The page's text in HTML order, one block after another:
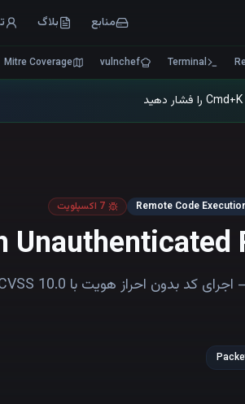
منابع بلاگ
Terminal
vulnchef
Mitre Coverage
ابزارهای بیشتری استفاده کنید
Remote Code
7 اکسپلویت